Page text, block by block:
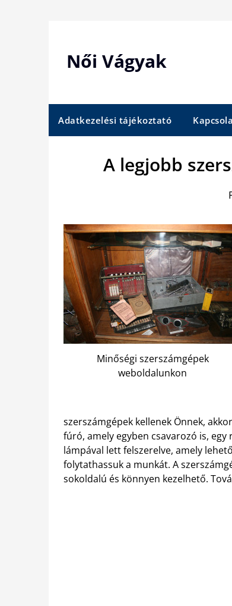
Női Vágyak
Adatkezelési tájékoztató
A legjobb
Minőségi szerszámgépek
weboldalunkon
szerszámgépek kellenek Önnek,
fúró, amely egyben csavarozó is,
lámpával lett felszerelve, amely
folytathassuk a munkát. A
sokoldalú és könnyen kezelhető.